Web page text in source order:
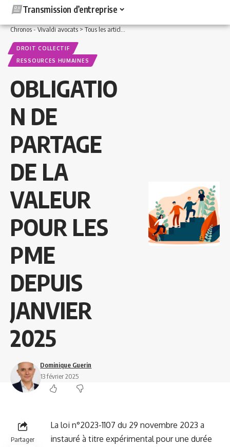
Transmission d’entreprise
Chronos - Vivaldi avocats>Tous les articles >Ressources humaines>Droit
DROIT COLLECTIF
RESSOURCES HUMAINES
OBLIGATIO
N DE
PARTAGE
DE LA
VALEUR
POUR LES
PME
DEPUIS
JANVIER
2025
Dominique Guerin
13 février 2025
Partager
La loi n°2023-1107 du 29 novembre 2023 a
instauré à titre expérimental pour une durée